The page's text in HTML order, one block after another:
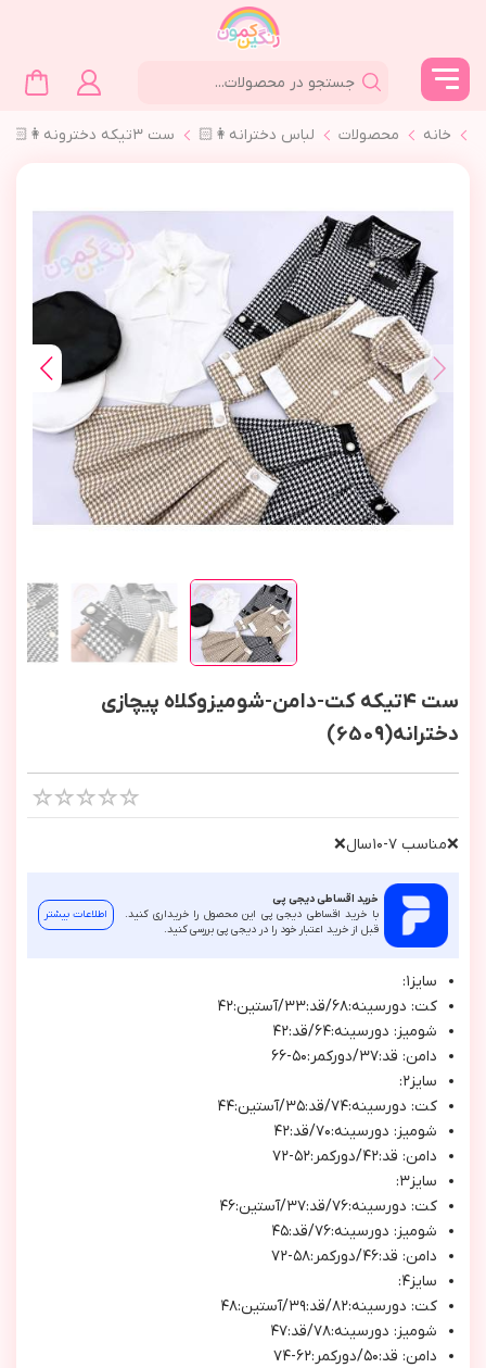
خانه محصولات لباس دخترانه👩🏻 ست ٣تیکه دخترونه👩🏻
ست ٤تیکه کت-دامن-شومیزوکلاه پیچازی
دخترانه(6509)
❌مناسب ٧-١٠سال❌
خرید اقساطی دیجی پی
با خرید اقساطی دیجی پی این محصول را خریداری کنید.
قبل از خرید اعتبار خود را در دیجی پی بررسی کنید.
اطلاعات بیشتر
سايز١:
كت: دورسينه:٦٨/قد:٣٣/آستين:٤٢
شوميز: دورسينه:٦٤/قد:٤٢
دامن: قد:٣٧/دوركمر:٥٠-٦٦
سايز٢:
كت: دورسينه:٧٤/قد:٣٥/آستين:٤٤
شوميز: دورسينه:٧٠/قد:٤٢
دامن: قد:٤٢/دوركمر:٥٢-٧٢
سايز٣:
كت: دورسينه:٧٦/قد:٣٧/آستين:٤٦
شوميز: دورسينه:٧٦/قد:٤٥
دامن: قد:٤٦/دوركمر:٥٨-٧٢
سايز٤:
كت: دورسينه:٨٢/قد:٣٩/آستين:٤٨
شوميز: دورسينه:٧٨/قد:٤٧
دامن: قد:٥٠/دوركمر:٦٢-٧٤